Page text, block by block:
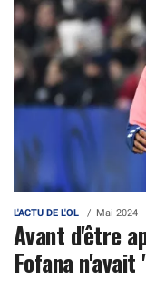
L'ACTU DE L'OL Mai 2024
Avant d'être
Fofana